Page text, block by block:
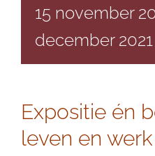
15 november
december 2021
Expositie én
leven en